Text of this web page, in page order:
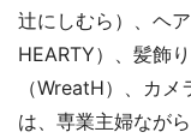
辻にしむら）、ヘ
HEARTY）、髪飾
（WreatH）、カ
は、専業主婦なが